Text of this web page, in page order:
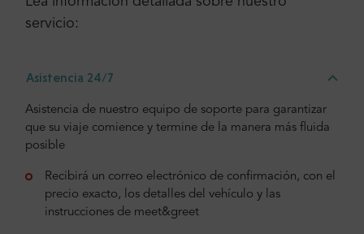
servicio:
Asistencia 24/7
Asistencia de nuestro equipo de soporte para garantizar
que su viaje comience y termine de la manera más fluida
posible
Recibirá un correo electrónico de confirmación, con el
precio exacto, los detalles del vehículo y las
instrucciones de meet&greet